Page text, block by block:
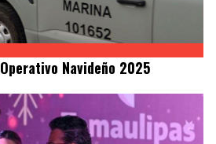
Navideño 2025